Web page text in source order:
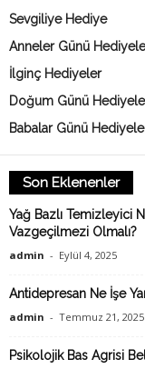
Sevgiliye Hediye
Anneler Günü
İlginç Hediyeler
Doğum Günü
Babalar Günü
Son Eklenenler
Yağ Bazlı Temizleyici
Vazgeçilmezi Olmalı?
admin - Eylül 4, 2025
Antidepresan Ne İşe
admin - Temmuz 21, 2025
Psikolojik Bas Agrisi